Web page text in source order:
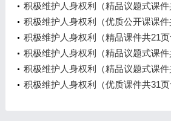
计1视频）
积极维护人身权利（精品议题式课
计3视频）
积极维护人身权利（优质公开课课
计2视频）
积极维护人身权利（精品课件共21
频）
积极维护人身权利（精品议题式课
计导学案1视频）
积极维护人身权利（精品议题式课
视频）
积极维护人身权利（优质课件共31页